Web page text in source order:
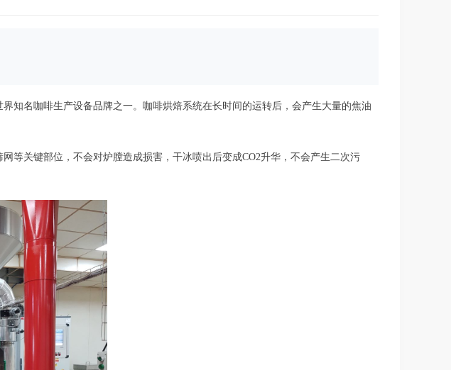
知名咖啡生产设备品牌之一。咖啡烘焙系统在长时间的运转后，会产生大量的焦油
等关键部位，不会对炉膛造成损害，干冰喷出后变成CO2升华，不会产生二次污